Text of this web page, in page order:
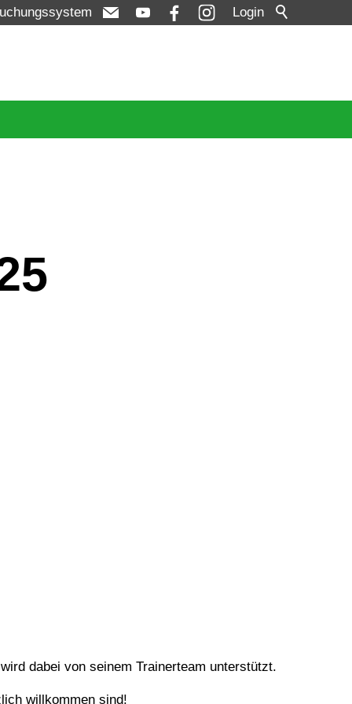
Login
dabei von seinem Trainerteam unterstützt.
willkommen sind!